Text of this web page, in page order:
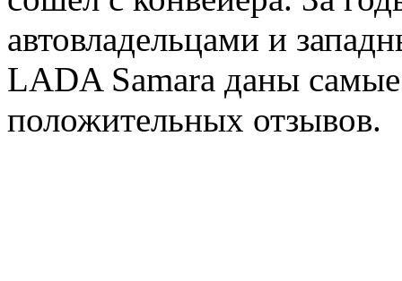
автовладельцами и
LADA Samara даны
положительных отзывов.